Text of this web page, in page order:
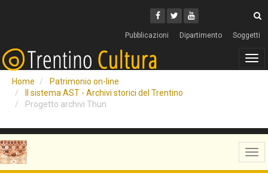
Facebook
Twitter
Youtube
Pubblicazioni Dipartimento Soggetti
Home
Patrimonio on-line
Il sistema AST - Archivi storici del Trentino
Progetto archivi Thun